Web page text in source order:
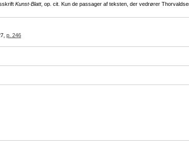
Kunst-Blatt, op. cit. Kun de passager af teksten, der vedrører
p. 246